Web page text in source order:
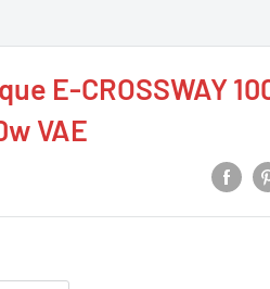
E-CROSSWAY
VAE